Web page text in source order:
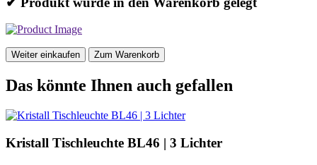
Weiter einkaufen Zum Warenkorb
Das könnte Ihnen auch gefallen
Kristall Tischleuchte BL46 | 3 Lichter